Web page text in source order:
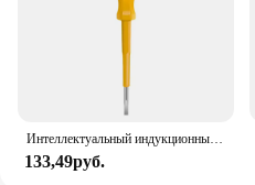
Интеллектуальный индукционный детектор напряжения, ручка 24-500 В, тестер цепи, электрическая магнитола с индикатором, фонарик с датчиком индикатор напряжения
133,49руб.